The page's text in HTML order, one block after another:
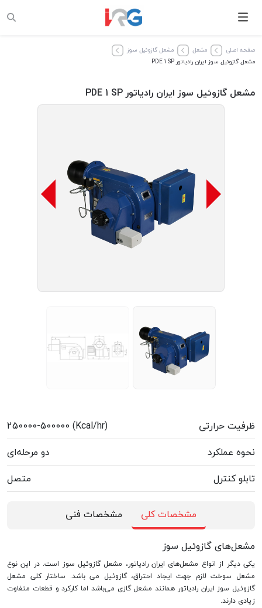
صفحه اصلی مشعل
مشعل گازوئیل سوز
مشعل‌ گازوئیل سوز ایران رادیاتور PDE 1 SP
مشعل‌ گازوئیل سوز ایران رادیاتور PDE 1 SP
ظرفیت حرارتی
250000-500000 (Kcal/hr)
نحوه عملکرد
دو مرحله‌ای
تابلو کنترل
متصل
مشخصات کلی
مشخصات فنی
مشعل‌های گازوئیل سوز
یکی دیگر از انواع مشعل‌های ایران رادیاتور، مشعل گازوئیل سوز است. در این نوع
مشعل سوخت لازم جهت ایجاد احتراق، گازوئیل می باشد. ساختار کلی مشعل
گازوئیل سوز ایران رادیاتور همانند مشعل گازی می‌باشد اما کارکرد و قطعات متفاوت
زیادی دارند.